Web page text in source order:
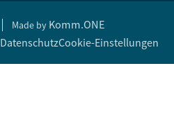
Made by Komm.ONE
DatenschutzCookie-Einstellungen